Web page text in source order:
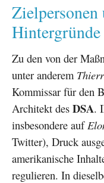
Hintergründe
Zu den von der
unter anderem
Kommissar für den
Architekt des DSA.
insbesondere auf
Twitter), Druck
amerikanische
regulieren. In